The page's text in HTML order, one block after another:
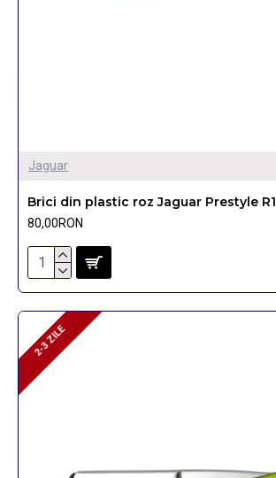
Jaguar
Brici din plastic roz Jaguar Prestyle R1
80,00RON
2-3 ZILE
2-3 ZILE